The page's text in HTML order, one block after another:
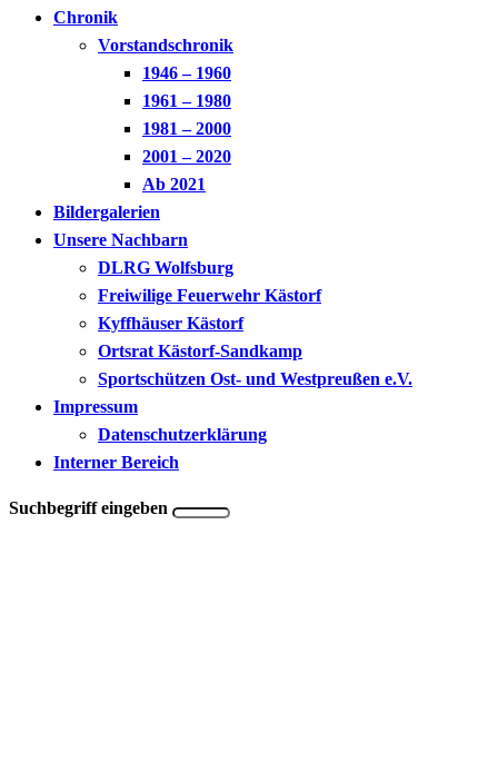
Chronik
Vorstandschronik
1946 – 1960
1961 – 1980
1981 – 2000
2001 – 2020
Ab 2021
Bildergalerien
Unsere Nachbarn
DLRG Wolfsburg
Freiwilige Feuerwehr Kästorf
Kyffhäuser Kästorf
Ortsrat Kästorf-Sandkamp
Sportschützen Ost- und Westpreußen e.V.
Impressum
Datenschutzerklärung
Interner Bereich
Suchbegriff eingeben